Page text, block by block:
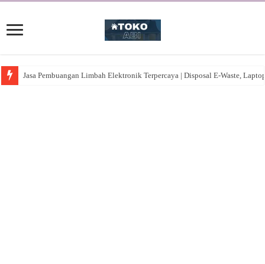
Jasa Pembuangan Limbah Elektronik Terpercaya | Disposal E-Waste,